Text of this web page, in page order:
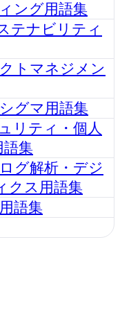
ング用語集
テナビリティ
トマネジメン
グマ用語集
リティ・個人
語集
グ解析・デジ
クス用語集
語集